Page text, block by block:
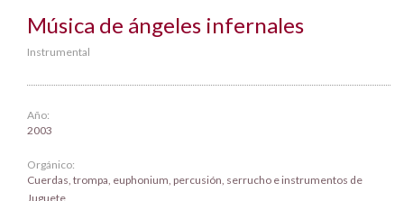
Música de ángeles infernales
Instrumental
Año:
2003
Orgánico:
Cuerdas, trompa, euphonium, percusión, serrucho e instrumentos de
Juguete